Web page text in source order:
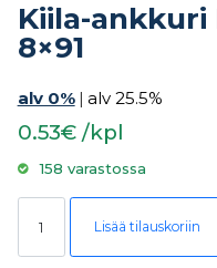
Kiila-ankkuri
8×91
alv 0% | alv 25.5%
0.53€ /kpl
158 varastossa
Kiila-ankkuri FBN Zn II (8/30)
Lisää tilauskoriin